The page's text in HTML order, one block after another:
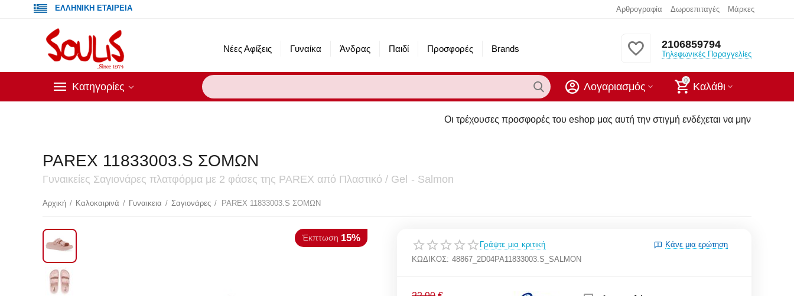
ΕΛΛΗΝΙΚΗ ΕΤΑΙΡΕΙΑ Αρθρογραφία Δωροεπιταγές Μάρκες
Νέες Αφίξεις Γυναίκα Άνδρας Παιδί Προσφορές Brands 2106859794
Τηλεφωνικές Παραγγελίες
Κατηγορίες
0
Καλάθι
Λογαριασμός
Οι τρέχουσες προσφορές του eshop μας αυτή την στιγμή ενδέχεται να μην υπάρχουν στα
PAREX 11833003.S ΣΟΜΩΝ
Γυναικείες Σαγιονάρες πλατφόρμα με 2 φάσες της PAREX από Πλαστικό / Gel - Salmon
Αρχική / Καλοκαιρινά / Γυναικεια / Σαγιονάρες / PAREX 11833003.S ΣΟΜΩΝ
15%
Γράψτε μια κριτική
Κάνε μια ερώτηση
ΚΩΔΙΚΟΣ: 48867_2D04PA11833003.S_SALMON